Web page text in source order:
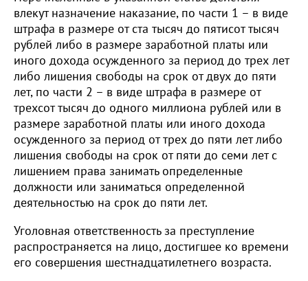
влекут назначение наказание, по части 1 – в виде
штрафа в размере от ста тысяч до пятисот тысяч
рублей либо в размере заработной платы или
иного дохода осужденного за период до трех лет
либо лишения свободы на срок от двух до пяти
лет, по части 2 – в виде штрафа в размере от
трехсот тысяч до одного миллиона рублей или в
размере заработной платы или иного дохода
осужденного за период от трех до пяти лет либо
лишения свободы на срок от пяти до семи лет с
лишением права занимать определенные
должности или заниматься определенной
деятельностью на срок до пяти лет.
Уголовная ответственность за преступление
распространяется на лицо, достигшее ко времени
его совершения шестнадцатилетнего возраста.